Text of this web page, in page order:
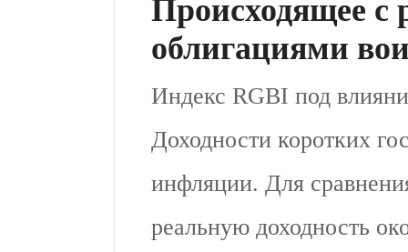
Происходящее с
облигациями
Индекс RGBI под
Доходности коротких
инфляции. Для
реальную доходность